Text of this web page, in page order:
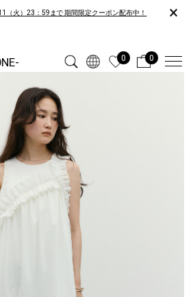
（火）23：59まで 期間限定クーポン配布中！ ×
0 0